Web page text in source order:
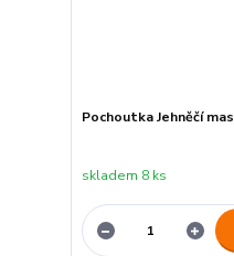
Pochoutka Jehněčí
skladem 8 ks